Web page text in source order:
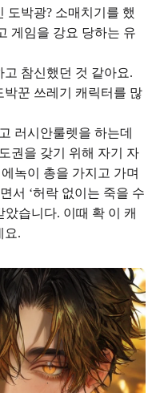
도박광? 소매치기를 했
게임을 강요 당하는 유
고 참신했던 것 같아요.
박꾼 쓰레기 캐릭터를 많
러시안룰렛을 하는데
권을 갖기 위해 자기 자
녹이 총을 가지고 가며
서 ‘허락 없이는 죽을 수
았습니다. 이때 확 이 캐
요.